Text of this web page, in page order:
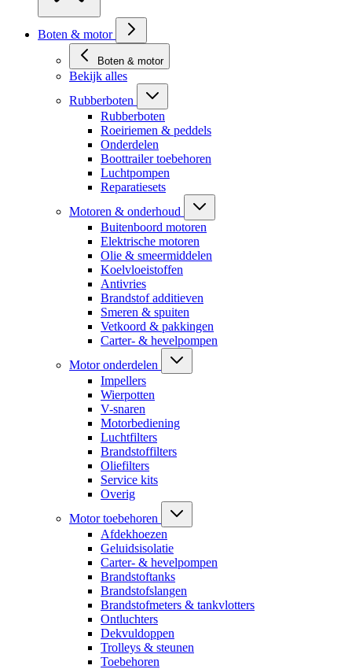
Boten & motor
Boten & motor
Bekijk alles
Rubberboten
Rubberboten
Roeiriemen & peddels
Onderdelen
Boottrailer toebehoren
Luchtpompen
Reparatiesets
Motoren & onderhoud
Buitenboord motoren
Elektrische motoren
Olie & smeermiddelen
Koelvloeistoffen
Antivries
Brandstof additieven
Smeren & spuiten
Vetkoord & pakkingen
Carter- & hevelpompen
Motor onderdelen
Impellers
Wierpotten
V-snaren
Motorbediening
Luchtfilters
Brandstoffilters
Oliefilters
Service kits
Overig
Motor toebehoren
Afdekhoezen
Geluidsisolatie
Carter- & hevelpompen
Brandstoftanks
Brandstofslangen
Brandstofmeters & tankvlotters
Ontluchters
Dekvuldoppen
Trolleys & steunen
Toebehoren